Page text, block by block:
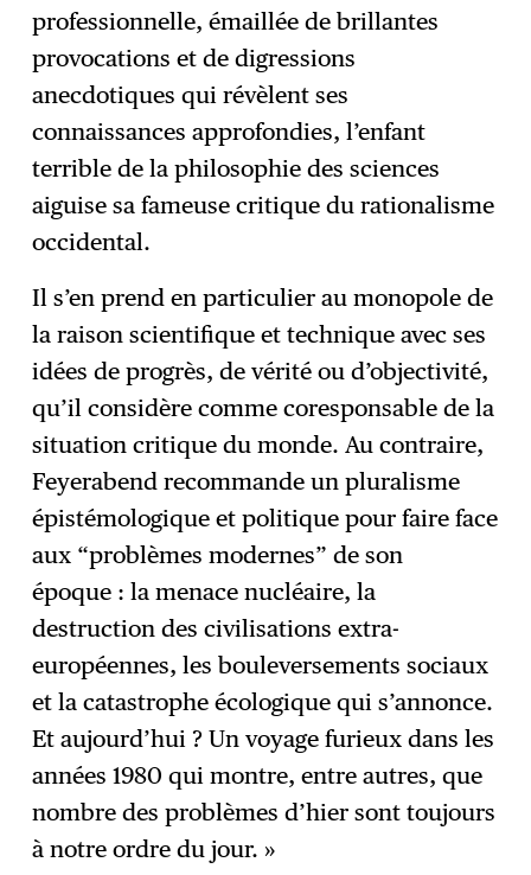
professionnelle, émaillée de brillantes
provocations et de digressions
anecdotiques qui révèlent ses
connaissances approfondies, l’enfant
terrible de la philosophie des sciences
aiguise sa fameuse critique du rationalisme
occidental.
Il s’en prend en particulier au monopole de
la raison scientifique et technique avec ses
idées de progrès, de vérité ou d’objectivité,
qu’il considère comme coresponsable de la
situation critique du monde. Au contraire,
Feyerabend recommande un pluralisme
épistémologique et politique pour faire face
aux “problèmes modernes” de son
époque : la menace nucléaire, la
destruction des civilisations extra-
européennes, les bouleversements sociaux
et la catastrophe écologique qui s’annonce.
Et aujourd’hui ? Un voyage furieux dans les
années 1980 qui montre, entre autres, que
nombre des problèmes d’hier sont toujours
à notre ordre du jour. »